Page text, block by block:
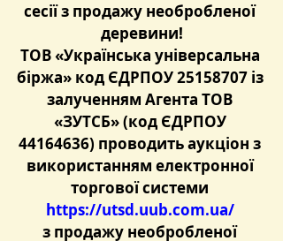
сесії з продажу необробленої
деревини!
ТОВ «Українська універсальна
біржа» код ЄДРПОУ 25158707 із
залученням Агента ТОВ
«ЗУТСБ» (код ЄДРПОУ
44164636) проводить аукціон з
використанням електронної
торгової системи
https://utsd.uub.com.ua/
з продажу необробленої